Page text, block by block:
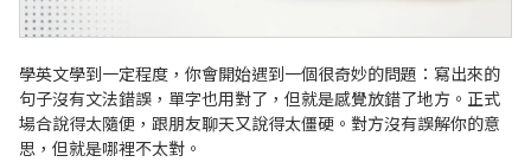
學英文學到一定程度，你會開始遇到一個很奇妙的問題：寫出來的
句子沒有文法錯誤，單字也用對了，但就是感覺放錯了地方。正式
場合說得太隨便，跟朋友聊天又說得太僵硬。對方沒有誤解你的意
思，但就是哪裡不太對。